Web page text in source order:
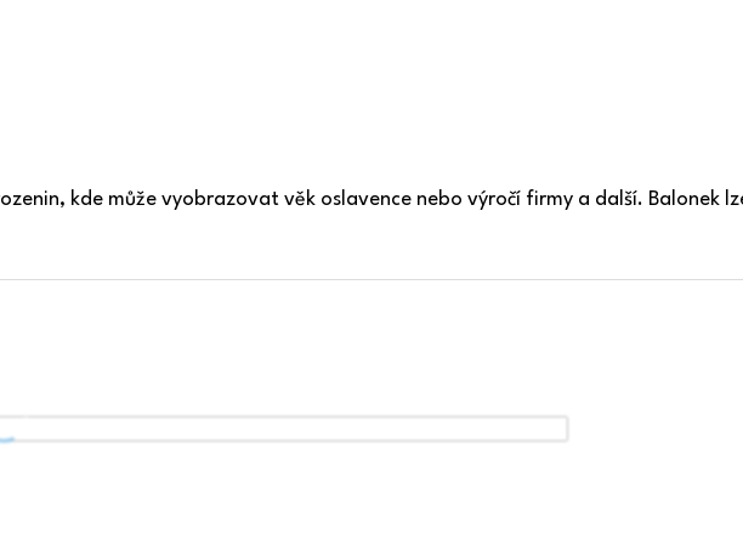
kde může vyobrazovat věk oslavence nebo výročí firmy a další. Balonek